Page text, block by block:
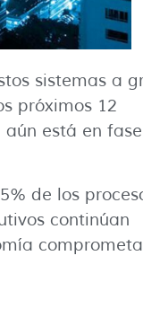
sistemas a
próximos 12
está en fase
de los
continúan